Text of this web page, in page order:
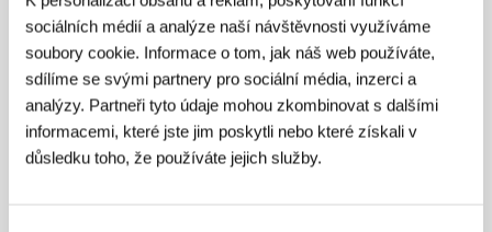
sociálních médií a analýze naší návštěvnosti využíváme
soubory cookie. Informace o tom, jak náš web používáte,
sdílíme se svými partnery pro sociální média, inzerci a
analýzy. Partneři tyto údaje mohou zkombinovat s dalšími
informacemi, které jste jim poskytli nebo které získali v
důsledku toho, že používáte jejich služby.
Pražská křižovatka, mezinárodní Cenu VIZE 97,
prevenci kolorektálního karcinomu, včasnou
diagnostiku a pomoc obětem domácího násilí.
V minulých letech jsme